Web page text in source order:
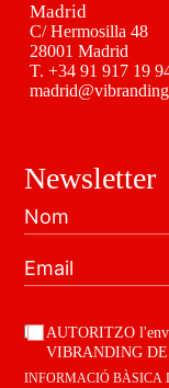
Madrid
C/ Hermosilla 48
28001 Madrid
T. +34 91 917 19
Newsletter
AUTORITZO
VIBRANDING
INFORMACIÓ BÀSICA